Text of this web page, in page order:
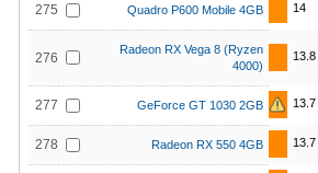
275 Quadro P600 Mobile 4GB 14
276
Radeon RX Vega 8 (Ryzen
4000)
13.8
277 GeForce GT 1030 2GB 13.7
278 Radeon RX 550 4GB 13.7